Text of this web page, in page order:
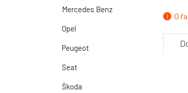
Mercedes Benz
Opel
Peugeot
Seat
Škoda
O